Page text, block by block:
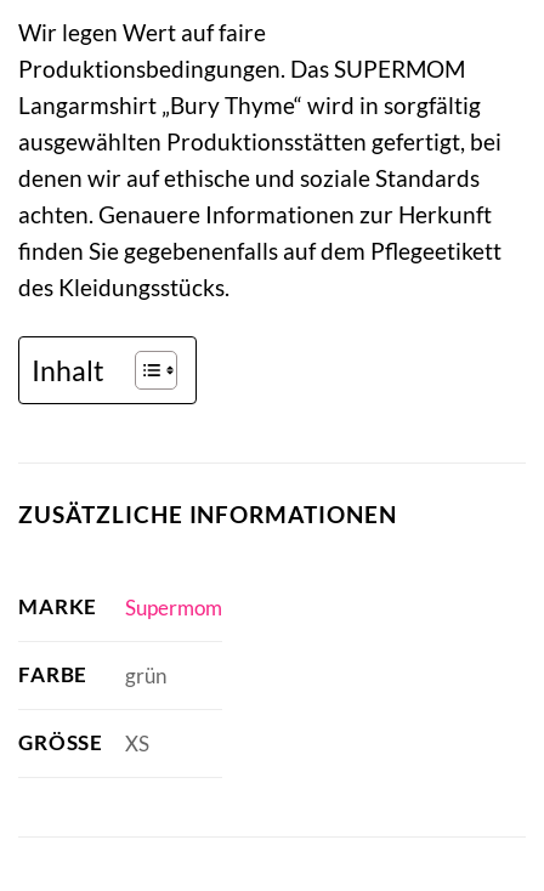
Wir legen Wert auf faire
Produktionsbedingungen. Das SUPERMOM
Langarmshirt „Bury Thyme“ wird in sorgfältig
ausgewählten Produktionsstätten gefertigt, bei
denen wir auf ethische und soziale Standards
achten. Genauere Informationen zur Herkunft
finden Sie gegebenenfalls auf dem Pflegeetikett
des Kleidungsstücks.
Inhalt
ZUSÄTZLICHE INFORMATIONEN
MARKE Supermom
FARBE grün
GRÖSSE XS